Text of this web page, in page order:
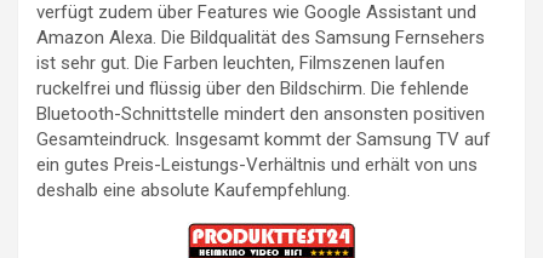
verfügt zudem über Features wie Google Assistant und
Amazon Alexa. Die Bildqualität des Samsung Fernsehers
ist sehr gut. Die Farben leuchten, Filmszenen laufen
ruckelfrei und flüssig über den Bildschirm. Die fehlende
Bluetooth-Schnittstelle mindert den ansonsten positiven
Gesamteindruck. Insgesamt kommt der Samsung TV auf
ein gutes Preis-Leistungs-Verhältnis und erhält von uns
deshalb eine absolute Kaufempfehlung.